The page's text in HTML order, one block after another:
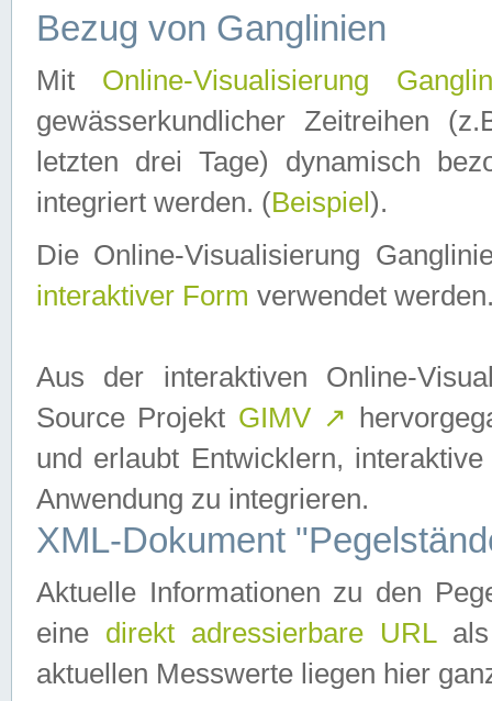
Bezug von Ganglinien
Mit Online-Visualisierung
gewässerkundlicher Zeitreihen
letzten drei Tage) dynamisch
integriert werden. (Beispiel ).
Die Online-Visualisierung
interaktiver Form verwendet
Aus der interaktiven Online-
Source Projekt GIMV ↗
und erlaubt Entwicklern,
Anwendung zu integrieren.
XML-Dokument
Aktuelle Informationen zu den
eine direkt adressierbare URLals
aktuellen Messwerte liegen hier